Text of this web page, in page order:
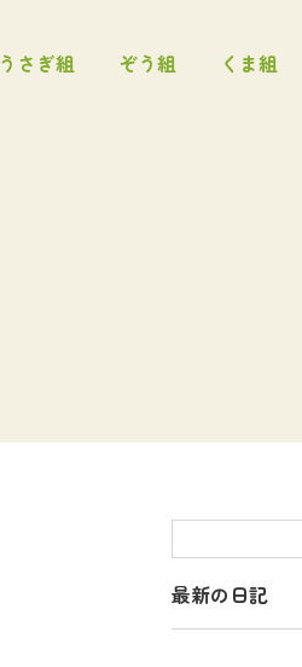
うさぎ組 ぞう組 くま組
最新の日記